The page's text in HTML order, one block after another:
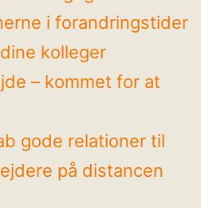
i forandringstider
kolleger
– kommet for at
gode relationer til
på distancen